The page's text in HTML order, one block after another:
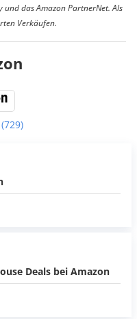
das Amazon PartnerNet. Als
Verkäufen.
(729)
Deals bei Amazon